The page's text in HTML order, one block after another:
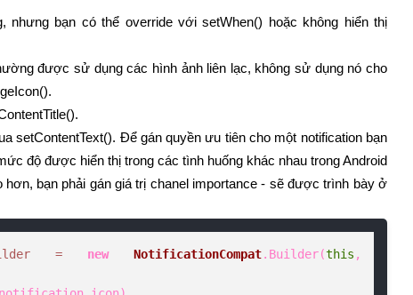
bạn có thể override với setWhen() hoặc không hiển thị
được sử dụng các hình ảnh liên lạc, không sử dụng nó cho
setContentText(). Để gán quyền ưu tiên cho một notification bạn
độ được hiển thị trong các tình huống khác nhau trong Android
bạn phải gán giá trị chanel importance - sẽ được trình bày ở
= new NotificationCompat.Builder(this ,